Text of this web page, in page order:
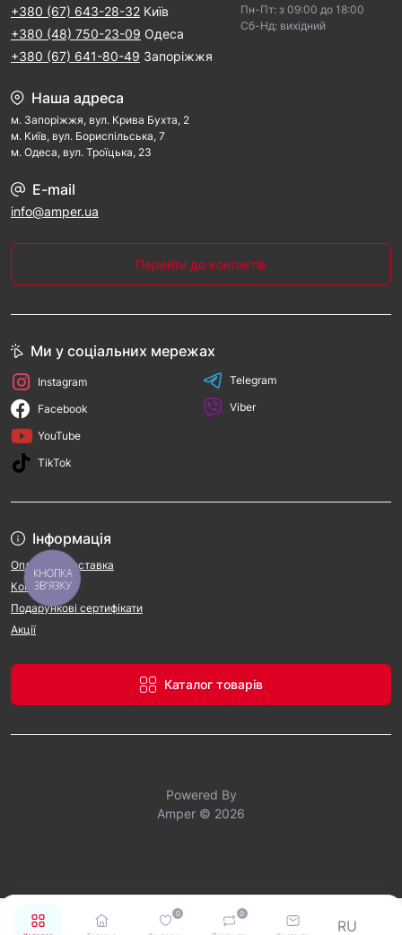
0 0
RU
+380 (67) 643-28-32 Київ
+380 (48) 750-23-09 Одеса
+380 (67) 641-80-49 Запоріжжя
Пн-Пт: з 09:00 дo 18:00
Cб-Hд: виxідний
Наша адреса
м. Запорiжжя, вул. Крива Бухта, 2
м. Kиїв, вул. Бориспільська, 7
м. Одеса, вул. Троїцька, 23
E-mail
info@amper.ua
Перейти до контактів
Інформація
Оплата та доставка
Контакти
Подарункові сертифікати
Акції
Каталог товарів
Ми у соціальних мережах
Instagram
Facebook
YouTube
TikTok
Telegram
Viber
Powered By
Amper © 2026
КНОПКА
ЗВ'ЯЗКУ